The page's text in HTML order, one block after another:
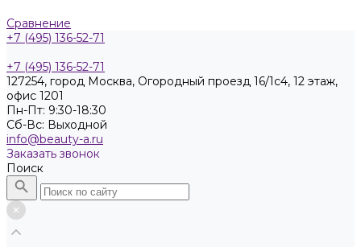
Сравнение
+7 (495) 136-52-71
+7 (495) 136-52-71
127254, город Москва, Огородный проезд 16/1с4, 12 этаж,
офис 1201
Пн-Пт: 9:30-18:30
Cб-Вс: Выходной
info@beauty-a.ru
Заказать звонок
Поиск